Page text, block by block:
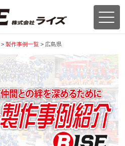
>製作事例一覧 > 広島県